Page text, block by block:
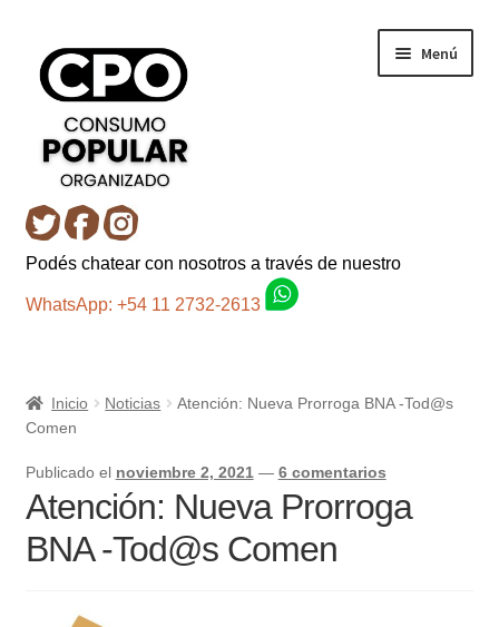
navegación
contenido
Menú
Inicio
Carro
Fondo AC
Mi cuenta
Podés chatear con nosotros a través de nuestro
WhatsApp: +54 11 2732-2613
Inicio Noticias
Atención: Nueva Prorroga BNA -Tod@s
Comen
Publicado el noviembre 2, 2021 — 6 comentarios
Atención: Nueva Prorroga
BNA -Tod@s Comen